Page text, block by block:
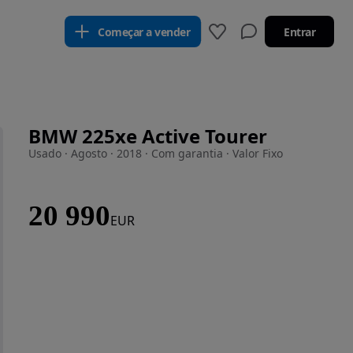
Começar a vender Entrar
BMW 225xe Active Tourer
Usado · Agosto · 2018 · Com garantia · Valor Fixo
20 990EUR